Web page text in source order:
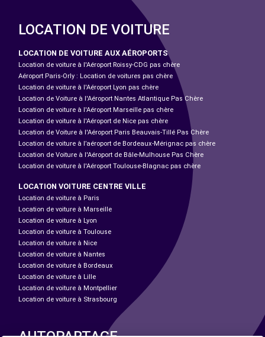
LOCATION DE VOITURE
LOCATION DE VOITURE AUX AÉROPORTS
Location de voiture à l'Aéroport Roissy-CDG pas chère
Aéroport Paris-Orly : Location de voitures pas chère
Location de voiture à l'Aéroport Lyon pas chère
Location de Voiture à l'Aéroport Nantes Atlantique Pas Chère
Location de voiture à l'Aéroport Marseille pas chère
Location de voiture à l'Aéroport de Nice pas chère
Location de Voiture à l'Aéroport Paris Beauvais-Tillé Pas Chère
Location de voiture à l’aéroport de Bordeaux-Mérignac pas chère
Location de Voiture à l'Aéroport de Bâle-Mulhouse Pas Chère
Location de voiture à l'Aéroport Toulouse-Blagnac pas chère
LOCATION VOITURE CENTRE VILLE
Location de voiture à Paris
Location de voiture à Marseille
Location de voiture à Lyon
Location de voiture à Toulouse
Location de voiture à Nice
Location de voiture à Nantes
Location de voiture à Bordeaux
Location de voiture à Lille
Location de voiture à Montpellier
Location de voiture à Strasbourg